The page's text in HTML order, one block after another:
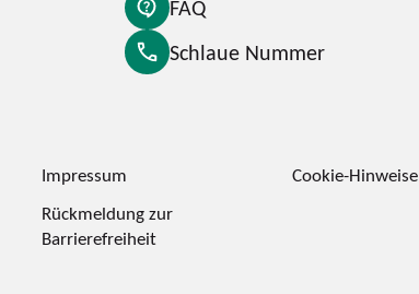
FAQ
Schlaue Nummer
Impressum Cookie-Hinweise
Rückmeldung zur
Barrierefreiheit